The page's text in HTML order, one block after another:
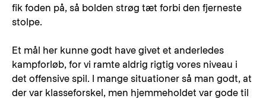
fik foden på, så bolden strøg tæt forbi den fjerneste
stolpe.
Et mål her kunne godt have givet et anderledes
kampforløb, for vi ramte aldrig rigtig vores niveau i
det offensive spil. I mange situationer så man godt, at
der var klasseforskel, men hjemmeholdet var gode til